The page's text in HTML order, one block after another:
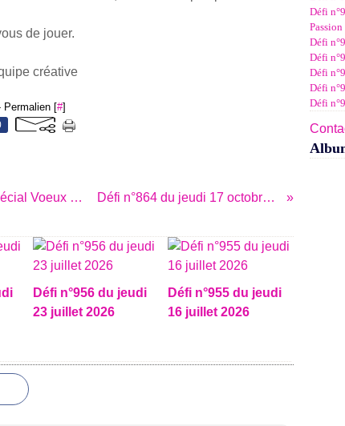
de jouer.
créative
Permalien [#]
Passion Cartes Créatives hors-série spécial Voeux est sorti ! Défi n°864 du jeudi 17 octobre 2024
Défi n°956 du jeudi
23 juillet 2026
Défi n°955 du jeudi
16 juillet 2026
Défi
Défi
Défi
Défi
Défi
Défi